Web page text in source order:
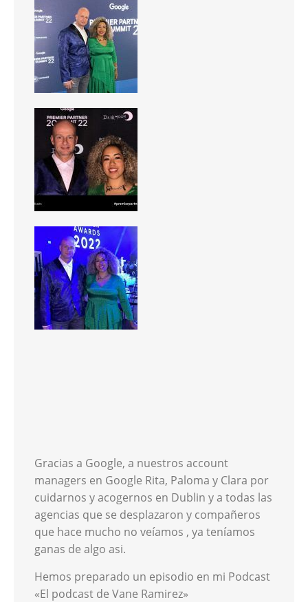
Gracias a Google, a nuestros account
managers en Google Rita, Paloma y Clara por
cuidarnos y acogernos en Dublin y a todas las
agencias que se desplazaron y compañeros
que hace mucho no veíamos , ya teníamos
ganas de algo asi.
Hemos preparado un episodio en mi Podcast
«El podcast de Vane Ramirez»